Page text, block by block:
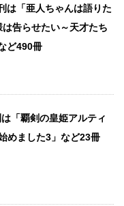
は「亜人ちゃんは語りた
告らせたい～天才たち
ど490冊
「覇剣の皇姫アルティ
めました3」など23冊